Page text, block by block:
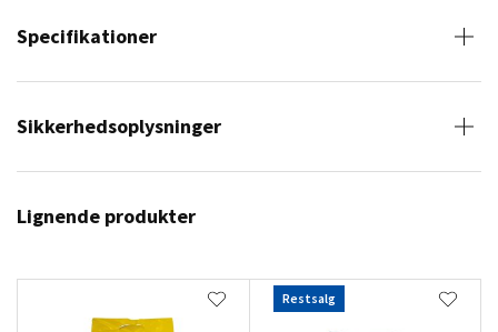
Specifikationer
Sikkerhedsoplysninger
Lignende produkter
Restsalg